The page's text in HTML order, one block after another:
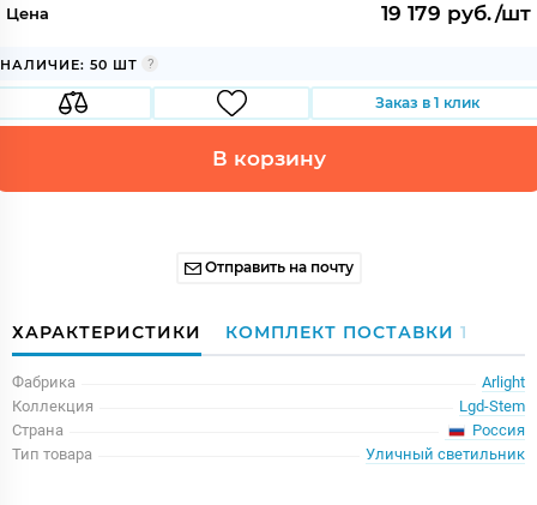
Цена 19 179 руб./шт
НАЛИЧИЕ: 50 ШТ
Заказ в 1 клик
В корзину
Отправить на почту
ХАРАКТЕРИСТИКИ КОМПЛЕКТ ПОСТАВКИ 1
Фабрика
Arlight
Коллекция
Lgd-Stem
Страна
Россия
Тип товара
Уличный светильник